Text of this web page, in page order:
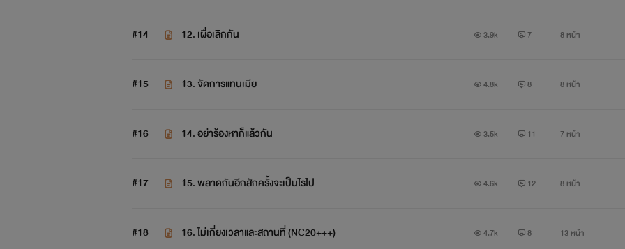
#14 12. เผื่อเลิกกัน 3.9k 7 8 หน้า
#15 13. จัดการแทนเมีย 4.8k 8 8 หน้า
#16 14. อย่าร้องหาก็แล้วกัน 3.5k 11 7 หน้า
#17 15. พลาดกันอีกสักครั้งจะเป็นไรไป 4.6k 12 8 หน้า
#18 16. ไม่เกี่ยงเวลาและสถานที่ (NC20+++) 4.7k 8 13 หน้า